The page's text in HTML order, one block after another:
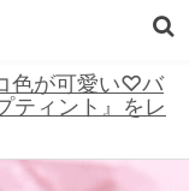
色が可愛い♡バ
ティント』をレ